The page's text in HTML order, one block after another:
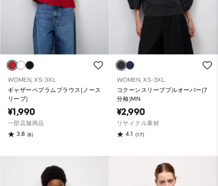
WOMEN, XS-3XL
ギャザーペプラムブラウス(ノース
リーブ)
¥1,990
一部店舗商品
3.8 (6)
WOMEN, XS-3XL
コクーンスリーブプルオーバー(7
分袖)MN
¥2,990
リサイクル素材
4.1 (17)